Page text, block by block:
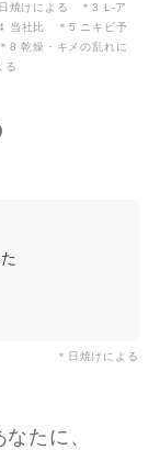
焼けによる ＊3 L-ア
当社比 ＊5 ニキビ予
乾燥・キメの乱れに
る
＊日焼けによる
たに、